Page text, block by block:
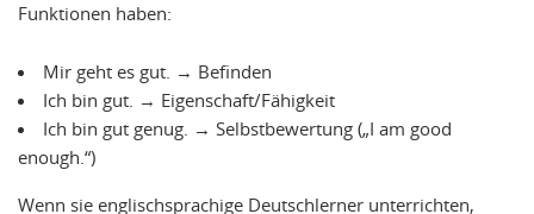
Funktionen haben:
Mir geht es gut. → Befinden
Ich bin gut. → Eigenschaft/Fähigkeit
Ich bin gut genug. → Selbstbewertung („I am good
enough.“)
Wenn sie englischsprachige Deutschlerner unterrichten,